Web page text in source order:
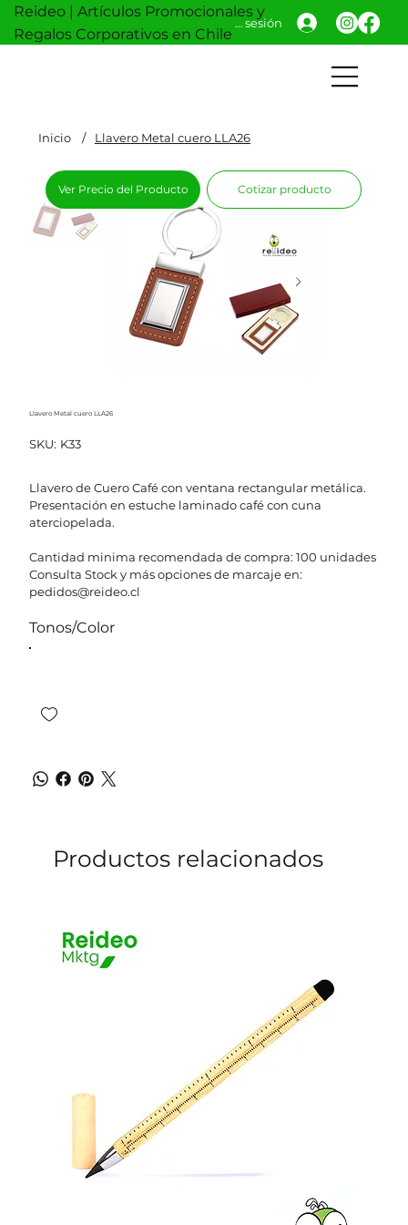
Reideo | Artículos Promocionales y
Regalos Corporativos en Chile
Iniciar sesión
Inicio / Llavero Metal cuero LLA26
Llavero Metal cuero LLA26
SKU: SKU
K33
K33
Llavero de Cuero Café con ventana rectangular metálica.
Presentación en estuche laminado café con cuna
aterciopelada.
Cantidad minima recomendada de compra: 100 unidades
Consulta Stock y más opciones de marcaje en:
pedidos@reideo.cl
Tonos/Color
Ver Precio del Producto Cotizar producto
Productos relacionados